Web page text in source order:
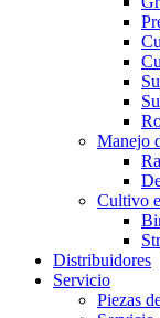
Manejo
Cultivo
Distribuidores
Servicio
Piezas